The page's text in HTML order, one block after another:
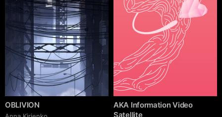
OBLIVION
AKA Information Video
Satellite